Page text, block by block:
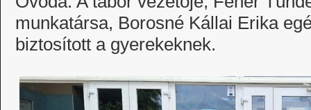
munkatársa, Borosné Kállai Erika
biztosított a gyerekeknek.